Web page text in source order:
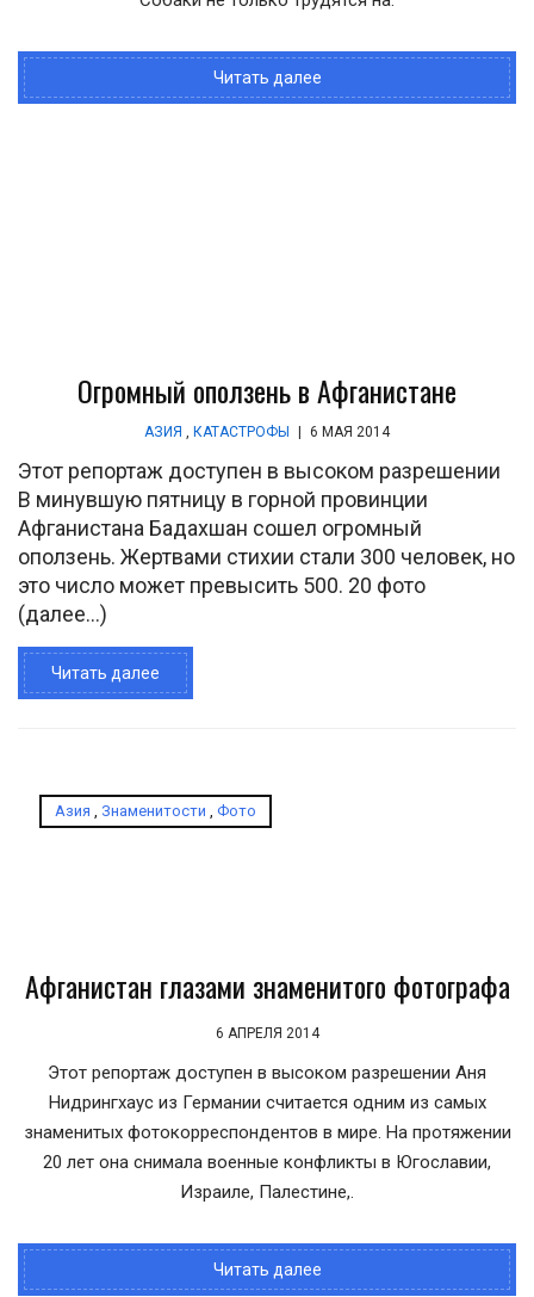
Читать далее
Огромный оползень в Афганистане
АЗИЯ КАТАСТРОФЫ | 6 МАЯ 2014
Этот репортаж доступен в высоком разрешении
В минувшую пятницу в горной провинции
Афганистана Бадахшан сошел огромный
оползень. Жертвами стихии стали 300 человек, но
это число может превысить 500. 20 фото
(далее…)
Читать далее
Азия Знаменитости Фото
Афганистан глазами знаменитого фотографа
6 АПРЕЛЯ 2014
Этот репортаж доступен в высоком разрешении Аня
Нидрингхаус из Германии считается одним из самых
знаменитых фотокорреспондентов в мире. На протяжении
20 лет она снимала военные конфликты в Югославии,
Израиле, Палестине,.
Читать далее